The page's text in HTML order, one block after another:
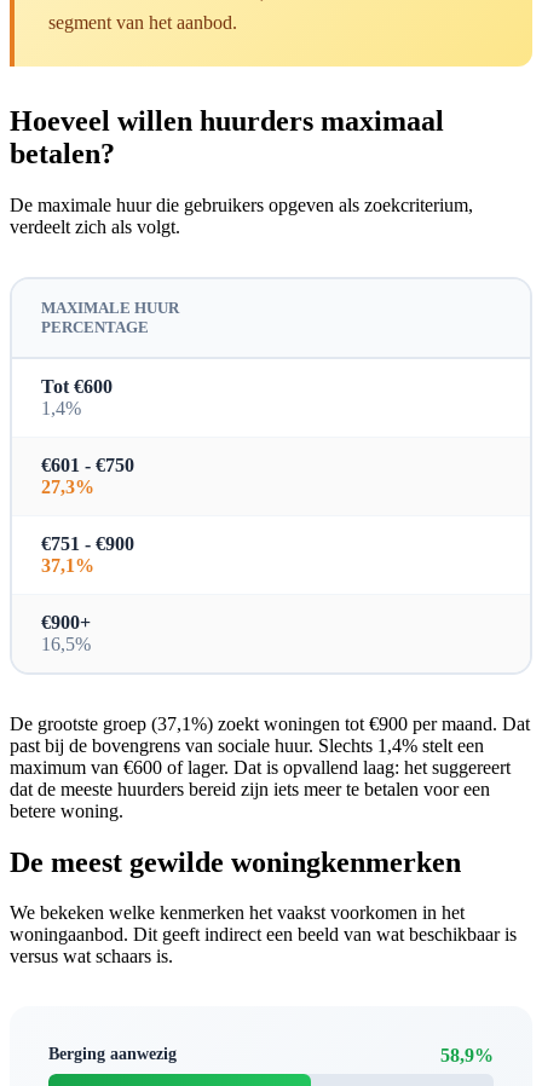
segment van het aanbod.
Hoeveel willen huurders maximaal
betalen?
De maximale huur die gebruikers opgeven als zoekcriterium,
verdeelt zich als volgt.
MAXIMALE HUUR
PERCENTAGE
Tot €600
1,4%
€601 - €750
27,3%
€751 - €900
37,1%
€900+
16,5%
De grootste groep (37,1%) zoekt woningen tot €900 per maand. Dat
past bij de bovengrens van sociale huur. Slechts 1,4% stelt een
maximum van €600 of lager. Dat is opvallend laag: het suggereert
dat de meeste huurders bereid zijn iets meer te betalen voor een
betere woning.
De meest gewilde woningkenmerken
We bekeken welke kenmerken het vaakst voorkomen in het
woningaanbod. Dit geeft indirect een beeld van wat beschikbaar is
versus wat schaars is.
Berging aanwezig 58,9%